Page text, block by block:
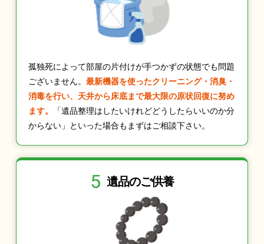
孤独死によって部屋の片付けが手つかずの状態でも問題
ございません。 最新機器を使ったクリーニング・消臭・
消毒を行い、天井から床底まで最大限の原状回復に努め
ます。
「遺品整理はしたいけれどどうしたらいいのか分
からない」といった場合もまずはご相談下さい。
5 遺品のご供養